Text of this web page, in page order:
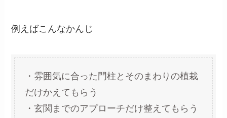
例えばこんなかんじ
・雰囲気に合った門柱とそのまわりの植栽
だけかえてもらう
・玄関までのアプローチだけ整えてもらう